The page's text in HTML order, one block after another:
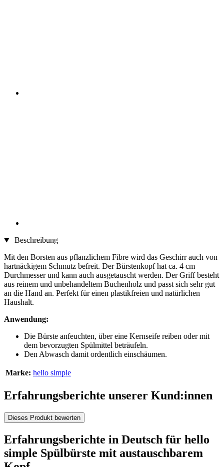
Beschreibung
Mit den Borsten aus pflanzlichem Fibre wird das Geschirr auch von
hartnäckigem Schmutz befreit. Der Bürstenkopf hat ca. 4 cm
Durchmesser und kann auch ausgetauscht werden. Der Griff besteht
aus reinem und unbehandeltem Buchenholz und passt sich sehr gut
an die Hand an. Perfekt für einen plastikfreien und natürlichen
Haushalt.
Anwendung:
Die Bürste anfeuchten, über eine Kernseife reiben oder mit
dem bevorzugten Spülmittel beträufeln.
Den Abwasch damit ordentlich einschäumen.
Marke: hello simple
Erfahrungsberichte unserer Kund:innen
Dieses Produkt bewerten
Erfahrungsberichte in Deutsch für hello
simple Spülbürste mit austauschbarem